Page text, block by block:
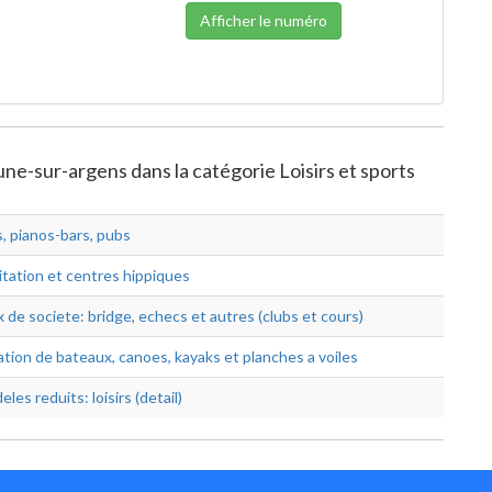
Afficher le numéro
sur-argens dans la catégorie Loisirs et sports
pianos-bars, pubs
et centres hippiques
de societe: bridge, echecs et autres (clubs et cours)
de bateaux, canoes, kayaks et planches a voiles
reduits: loisirs (detail)